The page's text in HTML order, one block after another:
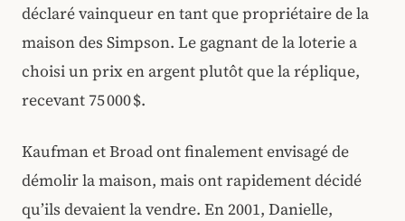
déclaré vainqueur en tant que propriétaire de la
maison des Simpson. Le gagnant de la loterie a
choisi un prix en argent plutôt que la réplique,
recevant 75 000 $.
Kaufman et Broad ont finalement envisagé de
démolir la maison, mais ont rapidement décidé
qu’ils devaient la vendre. En 2001, Danielle,